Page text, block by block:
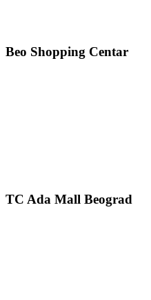
Beo Shopping Centar
TC Ada Mall Beograd